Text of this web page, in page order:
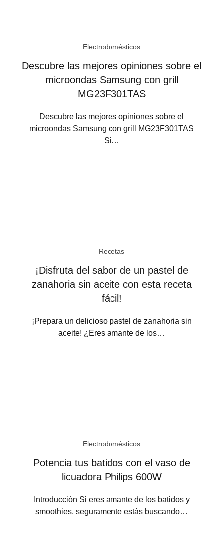
Electrodomésticos
Descubre las mejores opiniones sobre el
microondas Samsung con grill
MG23F301TAS
Descubre las mejores opiniones sobre el
microondas Samsung con grill MG23F301TAS
Si…
Recetas
¡Disfruta del sabor de un pastel de
zanahoria sin aceite con esta receta
fácil!
¡Prepara un delicioso pastel de zanahoria sin
aceite! ¿Eres amante de los…
Electrodomésticos
Potencia tus batidos con el vaso de
licuadora Philips 600W
Introducción Si eres amante de los batidos y
smoothies, seguramente estás buscando…